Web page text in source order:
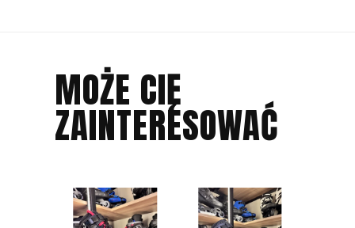
MOŻE CIĘ
ZAINTERESOWAĆ